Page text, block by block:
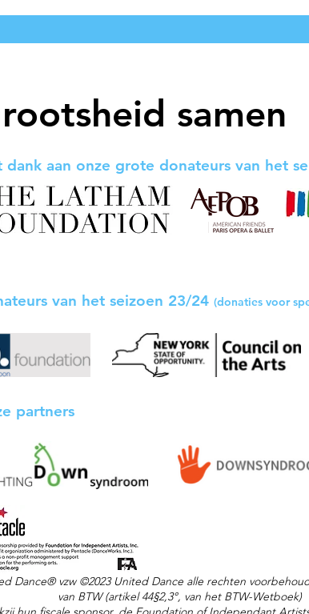
samen
dank aan onze grote donateurs van het
van het seizoen 23/24(donaties voor
partners
Dance® vzw ©2023 United Dance alle rechten
van BTW (artikel 44§2,3°, van het BTW-Wetboek)